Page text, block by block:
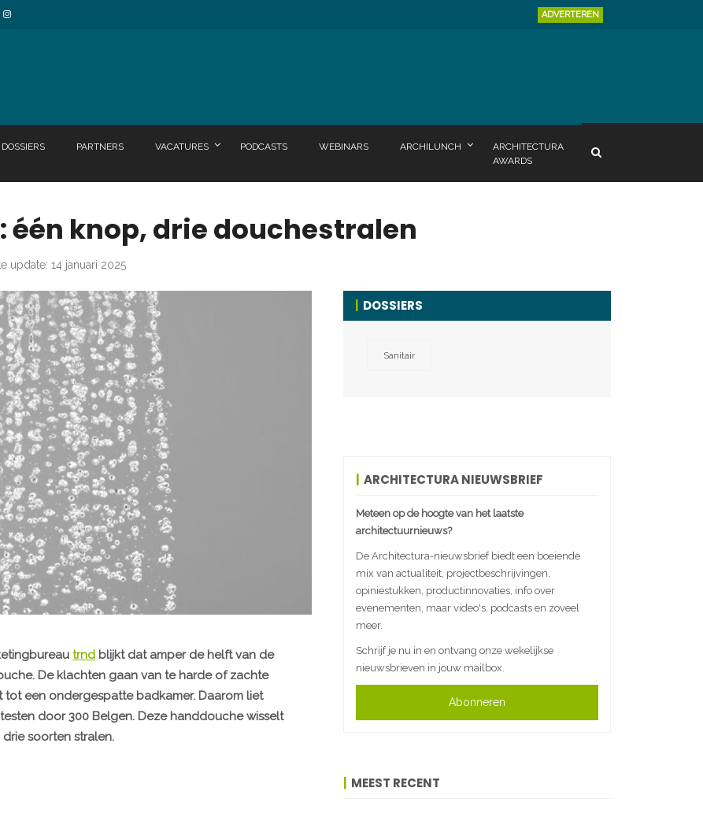
ADVERTEREN
DOSSIERS PARTNERS VACATURES PODCASTS WEBINARS ARCHILUNCH
ARCHITECTURA
AWARDS
één knop, drie douchestralen
update: 14 januari 2025
trnd blijkt dat amper de helft van de
De klachten gaan van te harde of zachte
een ondergespatte badkamer. Daarom liet
door 300 Belgen. Deze handdouche wisselt
soorten stralen.
DOSSIERS
Sanitair
ARCHITECTURA NIEUWSBRIEF
Meteen op de hoogte van het laatste
architectuurnieuws?
De Architectura-nieuwsbrief biedt een boeiende
mix van actualiteit, projectbeschrijvingen,
opiniestukken, productinnovaties, info over
evenementen, maar video's, podcasts en zoveel
meer.
Schrijf je nu in en ontvang onze wekelijkse
nieuwsbrieven in jouw mailbox.
Abonneren
MEEST RECENT